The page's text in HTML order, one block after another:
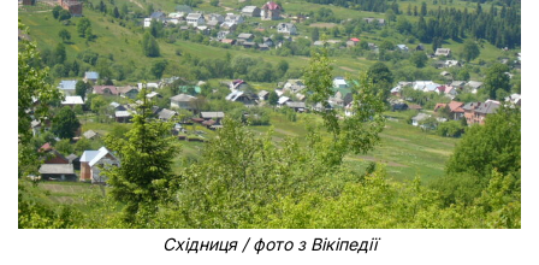
Східниця / фото з Вікіпедії